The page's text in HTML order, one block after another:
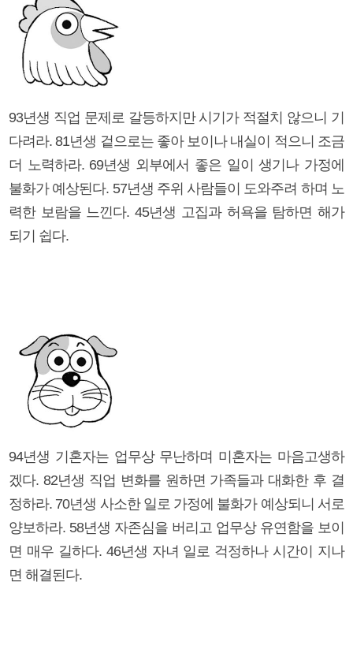
93년생 직업 문제로 갈등하지만 시기가 적절치 않으니 기
다려라. 81년생 겉으로는 좋아 보이나 내실이 적으니 조금
더 노력하라. 69년생 외부에서 좋은 일이 생기나 가정에
불화가 예상된다. 57년생 주위 사람들이 도와주려 하며 노
력한 보람을 느낀다. 45년생 고집과 허욕을 탐하면 해가
되기 쉽다.
94년생 기혼자는 업무상 무난하며 미혼자는 마음고생하
겠다. 82년생 직업 변화를 원하면 가족들과 대화한 후 결
정하라. 70년생 사소한 일로 가정에 불화가 예상되니 서로
양보하라. 58년생 자존심을 버리고 업무상 유연함을 보이
면 매우 길하다. 46년생 자녀 일로 걱정하나 시간이 지나
면 해결된다.